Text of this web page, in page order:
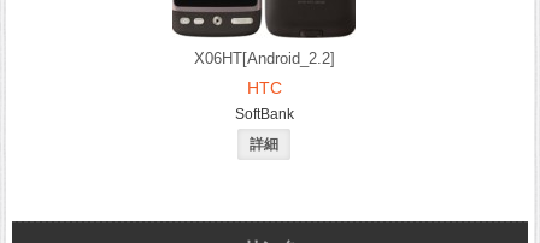
X06HT[Android_2.2]
HTC
SoftBank